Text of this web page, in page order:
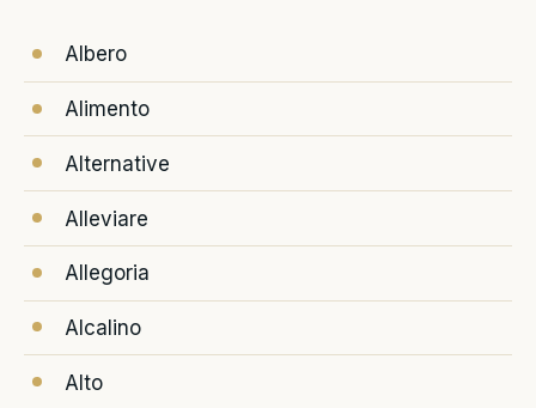
Albero
Alimento
Alternative
Alleviare
Allegoria
Alcalino
Alto